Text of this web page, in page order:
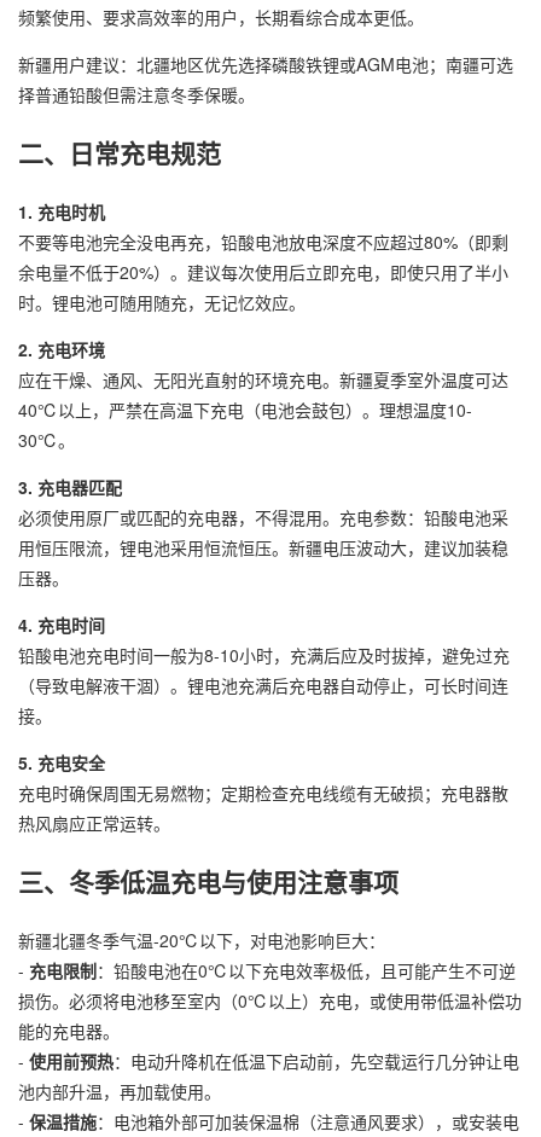
频繁使用、要求高效率的用户，长期看综合成本更低。
新疆用户建议：北疆地区优先选择磷酸铁锂或AGM电池；南疆可选
择普通铅酸但需注意冬季保暖。
二、日常充电规范
1. 充电时机
不要等电池完全没电再充，铅酸电池放电深度不应超过80%（即剩
余电量不低于20%）。建议每次使用后立即充电，即使只用了半小
时。锂电池可随用随充，无记忆效应。
2. 充电环境
应在干燥、通风、无阳光直射的环境充电。新疆夏季室外温度可达
40℃以上，严禁在高温下充电（电池会鼓包）。理想温度10-
30℃。
3. 充电器匹配
必须使用原厂或匹配的充电器，不得混用。充电参数：铅酸电池采
用恒压限流，锂电池采用恒流恒压。新疆电压波动大，建议加装稳
压器。
4. 充电时间
铅酸电池充电时间一般为8-10小时，充满后应及时拔掉，避免过充
（导致电解液干涸）。锂电池充满后充电器自动停止，可长时间连
接。
5. 充电安全
充电时确保周围无易燃物；定期检查充电线缆有无破损；充电器散
热风扇应正常运转。
三、冬季低温充电与使用注意事项
新疆北疆冬季气温-20℃以下，对电池影响巨大：
- 充电限制：铅酸电池在0℃以下充电效率极低，且可能产生不可逆
损伤。必须将电池移至室内（0℃以上）充电，或使用带低温补偿功
能的充电器。
- 使用前预热：电动升降机在低温下启动前，先空载运行几分钟让电
池内部升温，再加载使用。
- 保温措施：电池箱外部可加装保温棉（注意通风要求），或安装电